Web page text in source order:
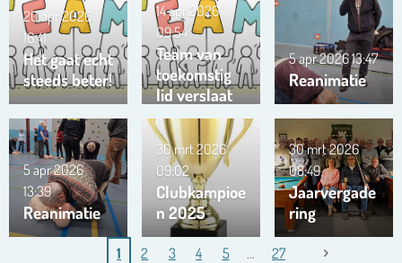
Het gaat echt
steeds beter!
20 apr 2026
16:41
Team van
toekomstig
lid verslaat
ons team …
!!!
14 apr 2026
09:54
Reanimatie
5 apr 202613:47
Reanimatie
5 apr 2026
13:39
Clubkampioe
n 2025
30 mrt 2026
09:02
Jaarvergade
ring
30 mrt 2026
08:49
1 2 3 4 5 27